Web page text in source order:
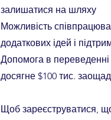
залишатися на шляху
Можливість
додаткових ідей і
Допомога в
досягне $100 тис.
Щоб зареєструватися,